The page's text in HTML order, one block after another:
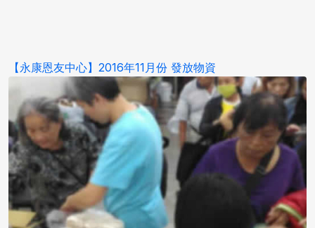
【永康恩友中心】2016年11月份 發放物資